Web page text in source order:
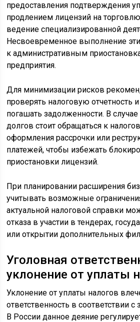
предоставления подтверждения
продлением лицензий на
ведение специализированной
Несвоевременное выполнение
к административным
предприятия.
Для минимизации рисков
проверять налоговую отчетность
погашать задолженности. В
долгов стоит обращаться к
оформления рассрочки или
платежей, чтобы избежать
приостановки лицензий.
При планировании расширения
учитывать возможные
актуальной налоговой справки
отказа в участии в тендерах,
или открытии дополнительных
Уголовная
уклонение от уплаты
Уклонение от уплаты налогов
ответственность в соответствии с
В России данное деяние